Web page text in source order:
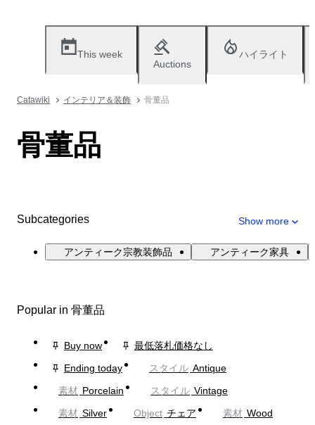
This week
Auctions
ハイライト
Catawiki インテリア＆装飾 骨董品
骨董品
Subcategories Show more
アンティーク宗教装飾品 アンティーク家具
Popular in 骨董品
Buy now
最低落札価格なし
Ending today
スタイル Antique
素材 Porcelain スタイル Vintage
素材 Silver Object チェア 素材 Wood